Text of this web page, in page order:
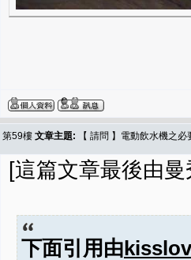
第59樓 文章主題: 【 請問 】電動飲水機之
[這篇文章最後由
下面引用由